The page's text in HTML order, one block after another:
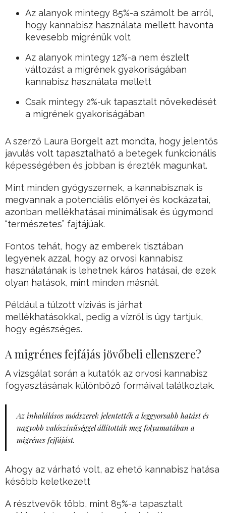
Az alanyok mintegy 85%-a számolt be arról,
hogy kannabisz használata mellett havonta
kevesebb migrénük volt
Az alanyok mintegy 12%-a nem észlelt
változást a migrének gyakoriságában
kannabisz használata mellett
Csak mintegy 2%-uk tapasztalt növekedését
a migrének gyakoriságában
A szerző Laura Borgelt azt mondta, hogy jelentős
javulás volt tapasztalhatő a betegek funkcionális
képességében és jobban is érezték magunkat.
Mint minden gyógyszernek, a kannabisznak is
megvannak a potenciális előnyei és kockázatai,
azonban mellékhatásai minimálisak és úgymond
“természetes” fajtájúak.
Fontos tehát, hogy az emberek tisztában
legyenek azzal, hogy az orvosi kannabisz
használatának is lehetnek káros hatásai, de ezek
olyan hatások, mint minden másnál.
Például a túlzott vízivás is járhat
mellékhatásokkal, pedig a vízről is úgy tartjuk,
hogy egészséges.
A migrénes fejfájás jövőbeli ellenszere?
A vizsgálat során a kutatók az orvosi kannabisz
fogyasztásának különböző formáival találkoztak.
Az inhalálásos módszerek jelentették a leggyorsabb hatást és
nagyobb valószínűséggel állították meg folyamatában a
migrénes fejfájást.
Ahogy az várható volt, az ehető kannabisz hatása
később keletkezett
A résztvevők több, mint 85%-a tapasztalt